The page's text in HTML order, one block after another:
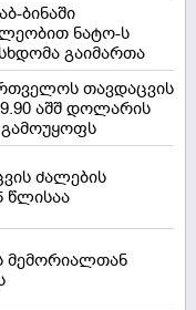
ბინაში
ნატო-ს
გაიმართა
თავდაცვის
აშშ დოლარის
ძალების
წლისაა
მემორიალთან